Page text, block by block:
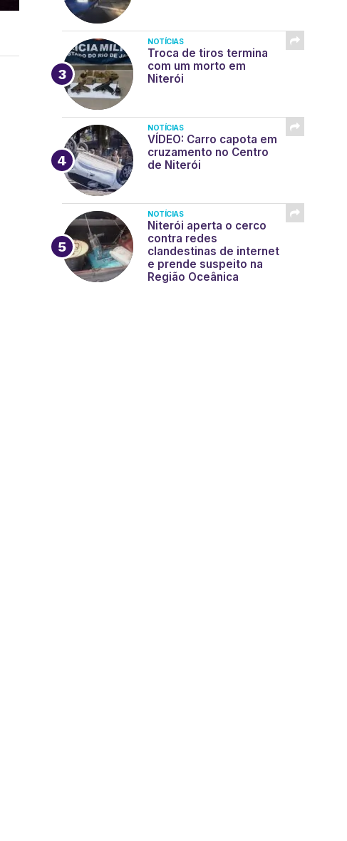
NOTÍCIAS
Troca de tiros termina
com um morto em
Niterói
NOTÍCIAS
VÍDEO: Carro capota em
cruzamento no Centro
de Niterói
NOTÍCIAS
Niterói aperta o cerco
contra redes
clandestinas de internet
e prende suspeito na
Região Oceânica